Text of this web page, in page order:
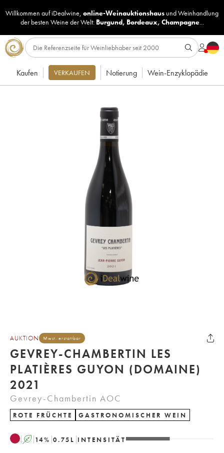
Willkommen auf iDealwine, online-Weinauktionshaus undWeinhandlung
der besten Weine der Welt: Burgund, Bordeaux, Champagne...
Kaufen VERKAUFEN Notierung Wein-Enzyklopädie
AUKTION Mwst. erstattbar
GEVREY-CHAMBERTIN LES
PLATIÈRES GUYON (DOMAINE)
2021
Gevrey-Chambertin AOC
ROTE FRÜCHTE GASTRONOMISCHER WEIN
A 14% 0.75 L INTENSITÄT